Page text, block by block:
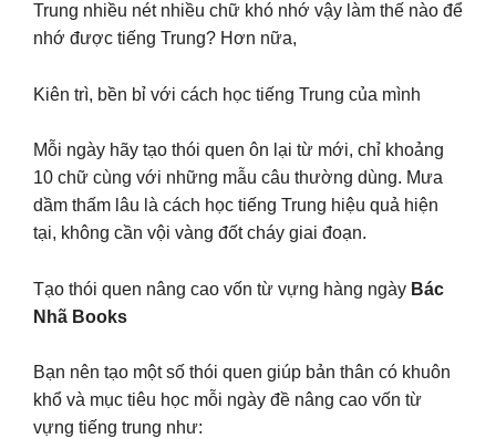
Trung nhiều nét nhiều chữ khó nhớ vậy làm thế nào để
nhớ được tiếng Trung? Hơn nữa,
Kiên trì, bền bỉ với cách học tiếng Trung của mình
Mỗi ngày hãy tạo thói quen ôn lại từ mới, chỉ khoảng
10 chữ cùng với những mẫu câu thường dùng. Mưa
dầm thấm lâu là cách học tiếng Trung hiệu quả hiện
tại, không cần vội vàng đốt cháy giai đoạn.
Tạo thói quen nâng cao vốn từ vựng hàng ngày Bác
Nhã Books
Bạn nên tạo một số thói quen giúp bản thân có khuôn
khổ và mục tiêu học mỗi ngày đề nâng cao vốn từ
vựng tiếng trung như: